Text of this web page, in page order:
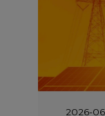
2026-
taniej.